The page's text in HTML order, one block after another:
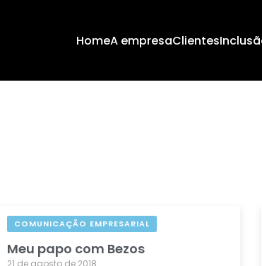
HomeA empresaClientes
COMUNICAÇÃO EMPRESARIAL
Meu papo com Bezos
21 de agosto de 2018